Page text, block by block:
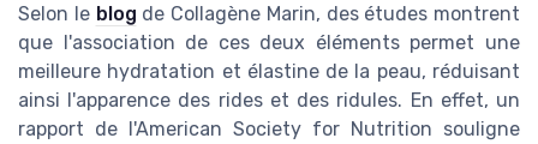
Selon le blog de Collagène Marin, des études montrent
que l'association de ces deux éléments permet une
meilleure hydratation et élastine de la peau, réduisant
ainsi l'apparence des rides et des ridules. En effet, un
rapport de l'American Society for Nutrition souligne